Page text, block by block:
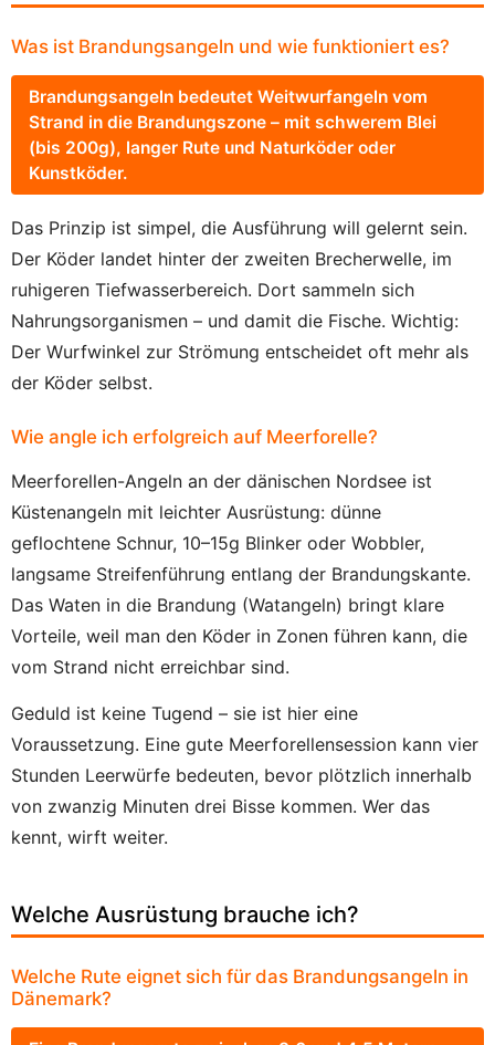
Was ist Brandungsangeln und wie funktioniert es?
Brandungsangeln bedeutet Weitwurfangeln vom
Strand in die Brandungszone – mit schwerem Blei
(bis 200g), langer Rute und Naturköder oder
Kunstköder.
Das Prinzip ist simpel, die Ausführung will gelernt sein.
Der Köder landet hinter der zweiten Brecherwelle, im
ruhigeren Tiefwasserbereich. Dort sammeln sich
Nahrungsorganismen – und damit die Fische. Wichtig:
Der Wurfwinkel zur Strömung entscheidet oft mehr als
der Köder selbst.
Wie angle ich erfolgreich auf Meerforelle?
Meerforellen-Angeln an der dänischen Nordsee ist
Küstenangeln mit leichter Ausrüstung: dünne
geflochtene Schnur, 10–15g Blinker oder Wobbler,
langsame Streifenführung entlang der Brandungskante.
Das Waten in die Brandung (Watangeln) bringt klare
Vorteile, weil man den Köder in Zonen führen kann, die
vom Strand nicht erreichbar sind.
Geduld ist keine Tugend – sie ist hier eine
Voraussetzung. Eine gute Meerforellensession kann vier
Stunden Leerwürfe bedeuten, bevor plötzlich innerhalb
von zwanzig Minuten drei Bisse kommen. Wer das
kennt, wirft weiter.
Welche Ausrüstung brauche ich?
Welche Rute eignet sich für das Brandungsangeln in
Dänemark?